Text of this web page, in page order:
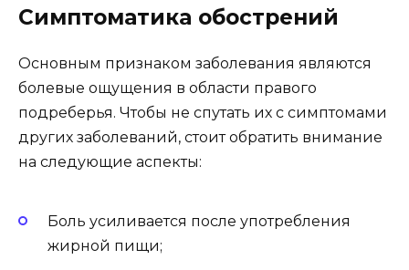
Симптоматика обострений
Основным признаком заболевания являются
болевые ощущения в области правого
подреберья. Чтобы не спутать их с симптомами
других заболеваний, стоит обратить внимание
на следующие аспекты:
Боль усиливается после употребления
жирной пищи;